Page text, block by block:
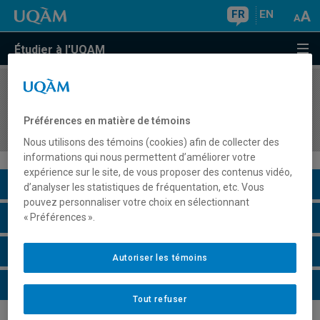
FR EN
Étudier à l'UQAM
COURS//
au secondaire
Description du cours
Horaire - Été 2026
Horaire - Automne 2026
Horaire - Hiver 2027
Préférences en matière de témoins
Nous utilisons des témoins (cookies) afin de collecter des
informations qui nous permettent d’améliorer votre
expérience sur le site, de vous proposer des contenus vidéo,
d’analyser les statistiques de fréquentation, etc. Vous
pouvez personnaliser votre choix en sélectionnant
« Préférences ».
Tout refuser
Autoriser les témoins